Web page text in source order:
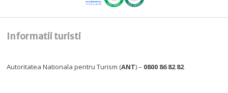
Informatii turisti
Autoritatea Nationala pentru Turism (ANT) – 0800 86 82 82